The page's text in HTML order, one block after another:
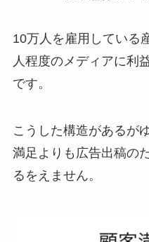
10万人を雇用している
人程度のメディアに利
です。
こうした構造があるが
満足よりも広告出稿の
るをえません。